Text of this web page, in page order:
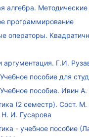
алгебра. Методические
программирование
операторы.
аргументация. Г.И.
пособие для
пособие. Ивин А.
(2 семестр). Сост.
И. Гусарова
- учебное пособие